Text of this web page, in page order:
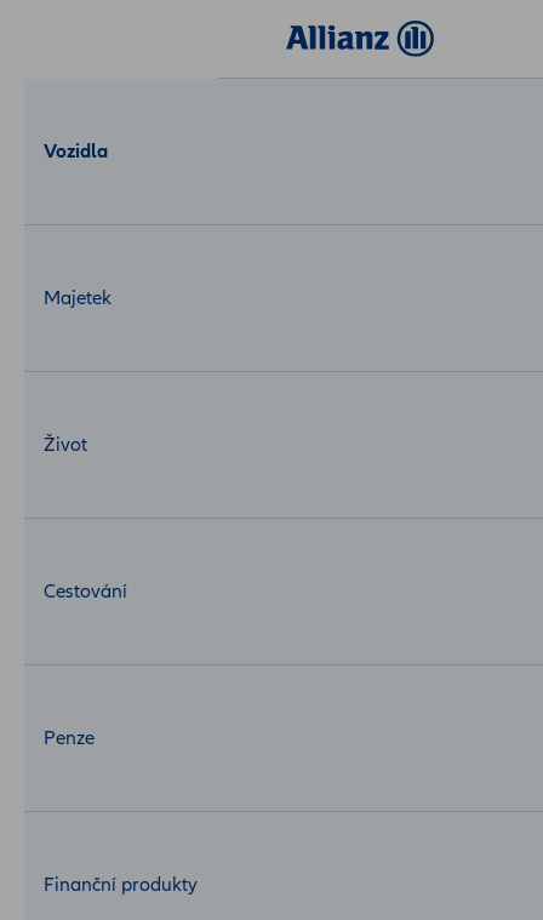
Vozidla
Majetek
Život
Cestování
Penze
Finanční produkty